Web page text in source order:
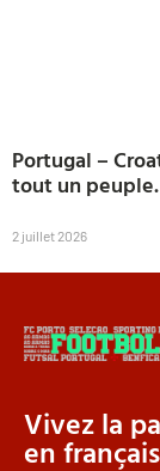
Portugal –
tout un peuple.
2 juillet 2026
Vivez la
en